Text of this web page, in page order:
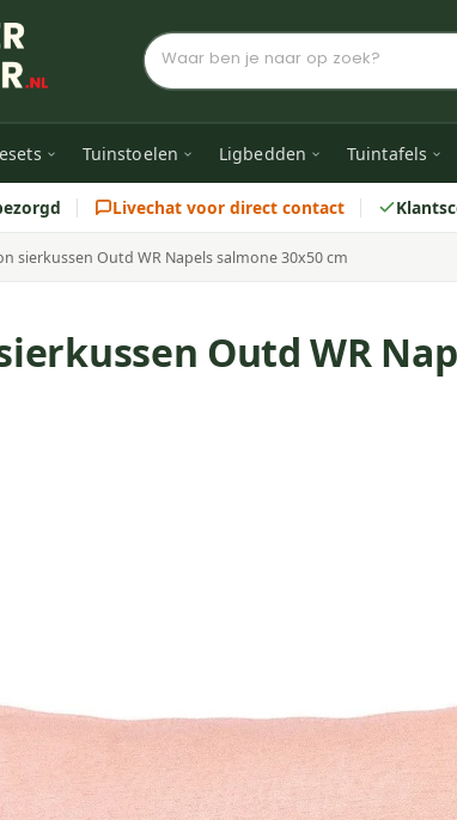
Tuinstoelen Ligbedden Tuintafels
Livechat voor direct contact
sierkussen Outd WR Napels salmone 30x50 cm
Outd WR